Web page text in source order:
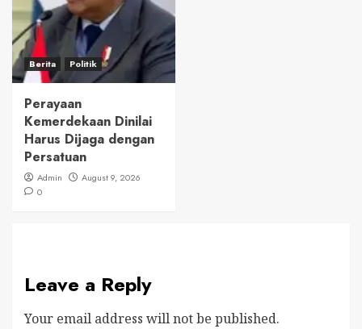
Berita Politik
Perayaan
Kemerdekaan Dinilai
Harus Dijaga dengan
Persatuan
Admin
August 9, 2026
0
Leave a Reply
Your email address will not be published.